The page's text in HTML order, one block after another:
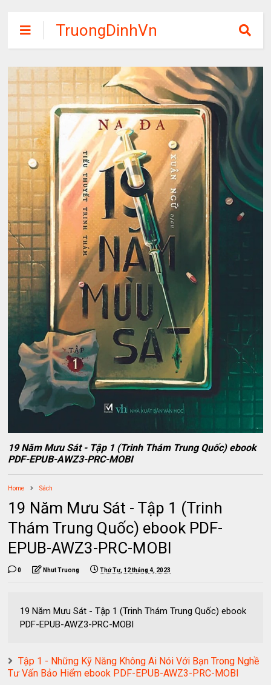
TruongDinhVn
Chia sẽ ebook,
các khóa học,
phần mềm học
tập miễn phí
19 Năm Mưu Sát - Tập 1 (Trinh Thám Trung Quốc) ebook
PDF-EPUB-AWZ3-PRC-MOBI
Home Sách
19 Năm Mưu Sát - Tập 1 (Trinh
Thám Trung Quốc) ebook PDF-
EPUB-AWZ3-PRC-MOBI
0 Nhut Truong Thứ Tư, 12 tháng 4, 2023
19 Năm Mưu Sát - Tập 1 (Trinh Thám Trung Quốc) ebook
PDF-EPUB-AWZ3-PRC-MOBI
Tập 1 - Những Kỹ Năng Không Ai Nói Với Bạn Trong Nghề
Tư Vấn Bảo Hiểm ebook PDF-EPUB-AWZ3-PRC-MOBI